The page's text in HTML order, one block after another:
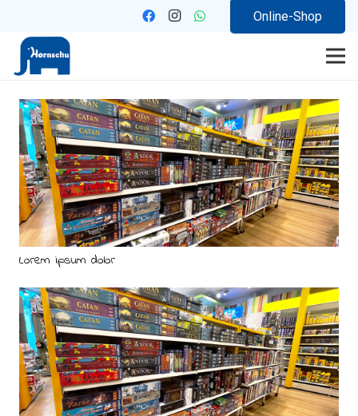
Online-Shop
Lorem ipsum dolor